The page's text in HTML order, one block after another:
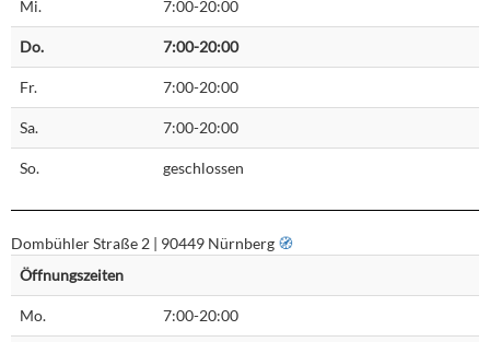
Mi. 7:00-20:00
Do. 7:00-20:00
Fr. 7:00-20:00
Sa. 7:00-20:00
So. geschlossen
Dombühler Straße 2 | 90449 Nürnberg 🧭︎
Öffnungszeiten
Mo. 7:00-20:00